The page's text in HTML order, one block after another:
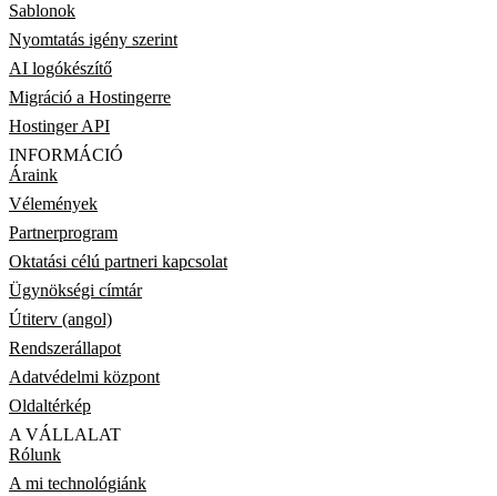
Sablonok
Nyomtatás igény szerint
AI logókészítő
Migráció a Hostingerre
Hostinger API
INFORMÁCIÓ
Áraink
Vélemények
Partnerprogram
Oktatási célú partneri kapcsolat
Ügynökségi címtár
Útiterv (angol)
Rendszerállapot
Adatvédelmi központ
Oldaltérkép
A VÁLLALAT
Rólunk
A mi technológiánk